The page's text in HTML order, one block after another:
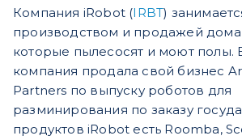
Компания iRobot (IRBT)
производством и продажей
которые пылесосят и моют полы.
компания продала свой бизнес
Partners по выпуску роботов для
разминирования по заказу
продуктов iRobot есть Roomba,